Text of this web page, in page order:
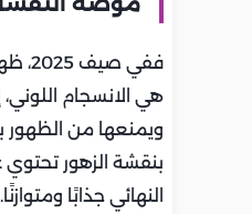
ففي
هي الانسجام
ويمنعها من
بنقشة الزهور
النهائي جذابًا ومتوازنًا.